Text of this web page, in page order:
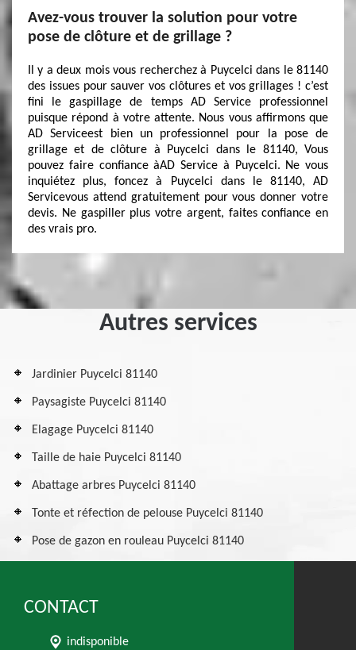
Avez-vous trouver la solution pour votre
pose de clôture et de grillage ?
Il y a deux mois vous recherchez à Puycelci dans le 81140
des issues pour sauver vos clôtures et vos grillages ! c’est
fini le gaspillage de temps AD Service professionnel
puisque répond à votre attente. Nous vous affirmons que
AD Serviceest bien un professionnel pour la pose de
grillage et de clôture à Puycelci dans le 81140, Vous
pouvez faire confiance àAD Service à Puycelci. Ne vous
inquiétez plus, foncez à Puycelci dans le 81140, AD
Servicevous attend gratuitement pour vous donner votre
devis. Ne gaspiller plus votre argent, faites confiance en
des vrais pro.
Autres services
Jardinier Puycelci 81140
Paysagiste Puycelci 81140
Elagage Puycelci 81140
Taille de haie Puycelci 81140
Abattage arbres Puycelci 81140
Tonte et réfection de pelouse Puycelci 81140
Pose de gazon en rouleau Puycelci 81140
CONTACT
indisponible